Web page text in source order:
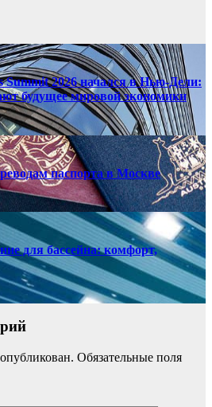
Summit 2026 начался в Нью‑Дели:
будущее мировой экономики
паспорта в Москве
для бассейна: комфорт,
Обязательные поля